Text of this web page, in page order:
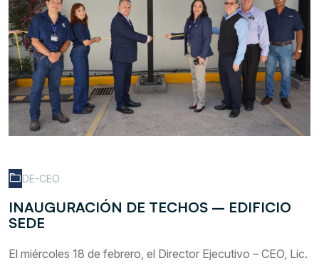
DE-CEO
INAUGURACIÓN DE TECHOS – EDIFICIO
SEDE
El miércoles 18 de febrero, el Director Ejecutivo – CEO, Lic.